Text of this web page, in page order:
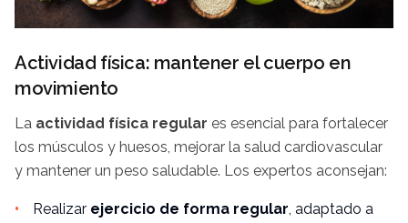
Actividad física: mantener el cuerpo en
movimiento
La actividad física regular es esencial para fortalecer
los músculos y huesos, mejorar la salud cardiovascular
y mantener un peso saludable. Los expertos aconsejan:
Realizar ejercicio de forma regular, adaptado a